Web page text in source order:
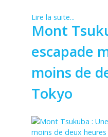
Lire la suite...
Mont
escapade
moins de
Tokyo